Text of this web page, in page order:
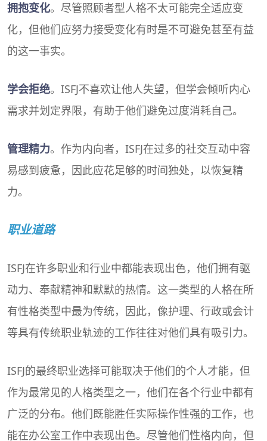
拥抱变化。尽管照顾者型人格不太可能完全适应变
化，但他们应努力接受变化有时是不可避免甚至有益
的这一事实。
学会拒绝。ISFJ不喜欢让他人失望，但学会倾听内心
需求并划定界限，有助于他们避免过度消耗自己。
管理精力。作为内向者，ISFJ在过多的社交互动中容
易感到疲惫，因此应花足够的时间独处，以恢复精
力。
职业道路
ISFJ在许多职业和行业中都能表现出色，他们拥有驱
动力、奉献精神和默默的热情。这一类型的人格在所
有性格类型中最为传统，因此，像护理、行政或会计
等具有传统职业轨迹的工作往往对他们具有吸引力。
ISFJ的最终职业选择可能取决于他们的个人才能，但
作为最常见的人格类型之一，他们在各个行业中都有
广泛的分布。他们既能胜任实际操作性强的工作，也
能在办公室工作中表现出色。尽管他们性格内向，但